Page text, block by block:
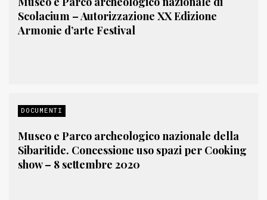
Scolacium – Autorizzazione XX Edizione
Armonie d’arte Festival
DOCUMENTI
Museo e Parco archeologico nazionale della
Sibaritide. Concessione uso spazi per Cooking
show – 8 settembre 2020